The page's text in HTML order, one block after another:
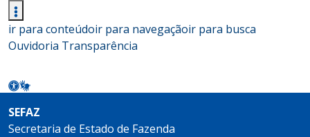
ir para conteúdoir para navegaçãoir para busca
Ouvidoria Transparência
SEFAZ
Secretaria de Estado de Fazenda